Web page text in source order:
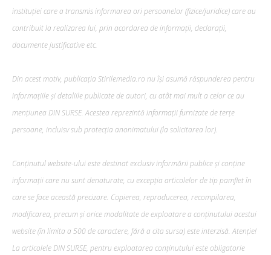
instituției care a transmis informarea ori persoanelor (fizice/juridice) care au
contribuit la realizarea lui, prin acordarea de informații, declarații,
documente justificative etc.
Din acest motiv, publicația Stirilemedia.ro nu își asumă răspunderea pentru
informațiile și detaliile publicate de autori, cu atât mai mult a celor ce au
mențiunea DIN SURSE. Acestea reprezintă informații furnizate de terțe
persoane, incluisv sub protecția anonimatului (la solicitarea lor).
Conținutul website-ului este destinat exclusiv informării publice și conține
informații care nu sunt denaturate, cu excepția articolelor de tip pamflet în
care se face această precizare. Copierea, reproducerea, recompilarea,
modificarea, precum şi orice modalitate de exploatare a conținutului acestui
website (în limita a 500 de caractere, fără a cita sursa) este interzisă. Atenție!
La articolele DIN SURSE, pentru exploatarea conținutului este obligatorie